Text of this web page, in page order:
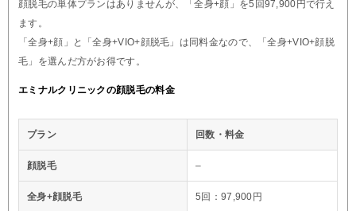
顔脱毛の単体プランはありませんが、「全身+顔」を5回97,900円で行え
ます。
「全身+顔」と「全身+VIO+顔脱毛」は同料金なので、「全身+VIO+顔脱
毛」を選んだ方がお得です。
エミナルクリニックの顔脱毛の料金
プラン 回数・料金
顔脱毛 –
全身+顔脱毛 5回：97,900円